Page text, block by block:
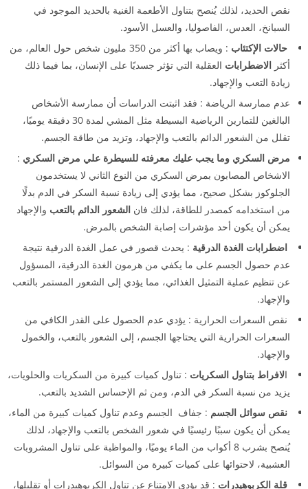
نقص الحديد، لذلك يُنصح بتناول الأطعمة الغنية بالحديد الموجود في
السبانخ، العدس، الفاصوليا، والعسل الأسود.
حالات الإكتئاب
: ويصاب بها أكثر من 350 مليون شخص حول العالم، من
أكثر الاضطرابات العقلية التي تؤثر جسديًا على الإنسان، بما فيما ذلك
زيادة التعب والإجهاد.
عدم ممارسة الرياضة : فقد اثبتت الدراسات أن ممارسة الأشخاص
البالغين للتمارين الرياضية البسيطة مثل المشي لمدة 30 دقيقة يوميًا،
تقلل من الشعور الدائم بالتعب والإجهاد، وتزيد من طاقة الجسم.
مرض السكري وما يجب عليك معرفته للسيطرة علي مرض السكري :
الاشخاص المصابون بمرض السكري من النوع الثاني لا يستخدمون
الجلوكوز بشكل صحيح، مما يؤدي إلى زيادة نسبة السكر في الدم بدلًا
من استخدامه كمصدر للطاقة، لذلك فان الشعور الدائم بالتعب والإجهاد
يمكن أن يكون أحد مؤشرات إصابة الشخص بالمرض.
اضطرابات الغدة الدرقية : يحدث قصور في عمل الغدة الدرقية نتيجة
عدم حصول الجسم على ما يكفي من هرمون الغدة الدرقية، المسؤول
عن تنظيم عملية التمثيل الغذائي، مما يؤدي إلى الشعور المستمر بالتعب
والإجهاد.
نقص السعرات الحرارية : يؤدي عدم الحصول على القدر الكافي من
السعرات الحرارية التي يحتاجها الجسم، إلى الشعور بالتعب، والخمول
والإجهاد.
الافراط بتناول السكريات : تناول كميات كبيرة من السكريات والحلويات،
يزيد من نسبة السكر في الدم، ومن ثم الإحساس الشديد بالتعب.
نقص سوائل الجسم : جفاف الجسم وعدم تناول كميات كبيرة من الماء،
يمكن أن يكون سببًا رئيسيًا في شعور الشخص بالتعب والإجهاد، لذلك
يُنصح بشرب 8 أكواب من الماء يوميًا، والمواظبة على تناول المشروبات
العشبية، لاحتوائها على كميات كبيرة من السوائل.
قلة الكربوهيدرات : قد يؤدي الامتناع عن تناول الكربوهيدرات أو تقليلها،